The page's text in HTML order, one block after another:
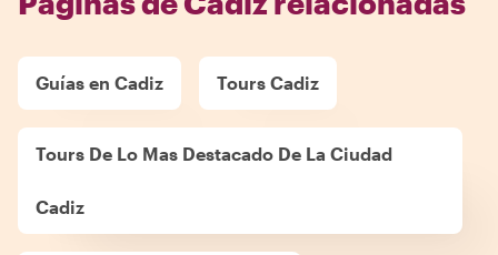
Guías en Cadiz Tours Cadiz
Tours De Lo Mas Destacado De La Ciudad
Cadiz